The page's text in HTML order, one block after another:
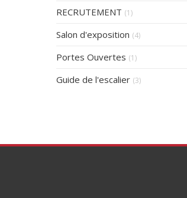
RECRUTEMENT (1)
Salon d'exposition (4)
Portes Ouvertes (1)
Guide de l'escalier (3)